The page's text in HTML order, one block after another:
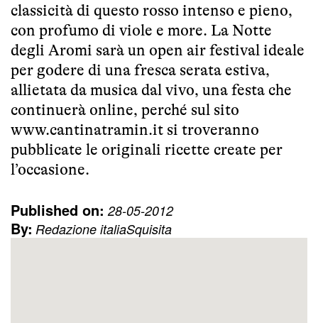
classicità di questo rosso intenso e pieno,
con profumo di viole e more. La Notte
degli Aromi sarà un open air festival ideale
per godere di una fresca serata estiva,
allietata da musica dal vivo, una festa che
continuerà online, perché sul sito
www.cantinatramin.it si troveranno
pubblicate le originali ricette create per
l’occasione.
Published on: 28-05-2012
By: Redazione italiaSquisita